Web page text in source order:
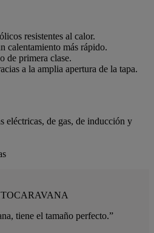
resistentes al calor.
calentamiento más rápido.
de primera clase.
a la amplia apertura de la tapa.
eléctricas, de gas, de inducción y
tiene el tamaño perfecto.”